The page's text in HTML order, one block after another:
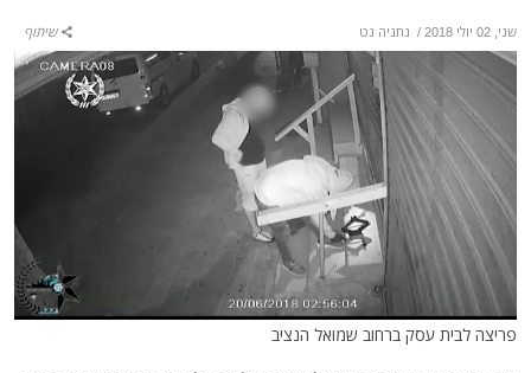
שני, 02 יולי 2018 / נתניה נט שיתוף
פריצה לבית עסק ברחוב שמואל הנציב